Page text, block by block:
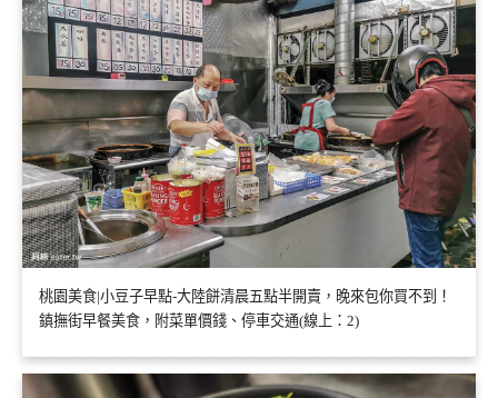
桃園美食|小豆子早點-大陸餅清晨五點半開賣，晚來包你買不到！
鎮撫街早餐美食，附菜單價錢、停車交通(線上：2)